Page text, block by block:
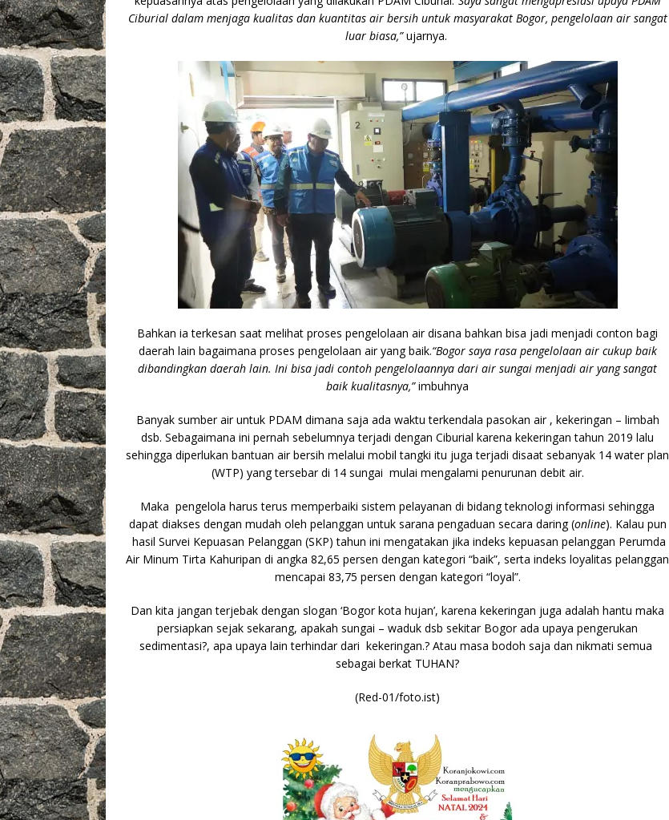
Ciburial dalam menjaga kualitas dan kuantitas air bersih untuk masyarakat Bogor, pengelolaan air sangat
luar biasa,”ujarnya.
Bahkan ia terkesan saat melihat proses pengelolaan air disana bahkan bisa jadi menjadi conton bagi
daerah lain bagaimana proses pengelolaan air yang baik.“Bogor saya rasa pengelolaan air cukup baik
dibandingkan daerah lain. Ini bisa jadi contoh pengelolaannya dari air sungai menjadi air yang sangat
baik kualitasnya,”imbuhnya
Banyak sumber air untuk PDAM dimana saja ada waktu terkendala pasokan air , kekeringan – limbah
dsb. Sebagaimana ini pernah sebelumnya terjadi dengan Ciburial karena kekeringan tahun 2019 lalu
sehingga diperlukan bantuan air bersih melalui mobil tangki itu juga terjadi disaat sebanyak 14 water plan
(WTP) yang tersebar di 14 sungai mulai mengalami penurunan debit air.
Maka pengelola harus terus memperbaiki sistem pelayanan di bidang teknologi informasi sehingga
dapat diakses dengan mudah oleh pelanggan untuk sarana pengaduan secara daring (online). Kalau pun
hasil Survei Kepuasan Pelanggan (SKP) tahun ini mengatakan jika indeks kepuasan pelanggan Perumda
Air Minum Tirta Kahuripan di angka 82,65 persen dengan kategori “baik”, serta indeks loyalitas pelanggan
mencapai 83,75 persen dengan kategori “loyal”.
Dan kita jangan terjebak dengan slogan ‘Bogor kota hujan’, karena kekeringan juga adalah hantu maka
persiapkan sejak sekarang, apakah sungai – waduk dsb sekitar Bogor ada upaya pengerukan
sedimentasi?, apa upaya lain terhindar dari kekeringan.? Atau masa bodoh saja dan nikmati semua
sebagai berkat TUHAN?
(Red-01/foto.ist)